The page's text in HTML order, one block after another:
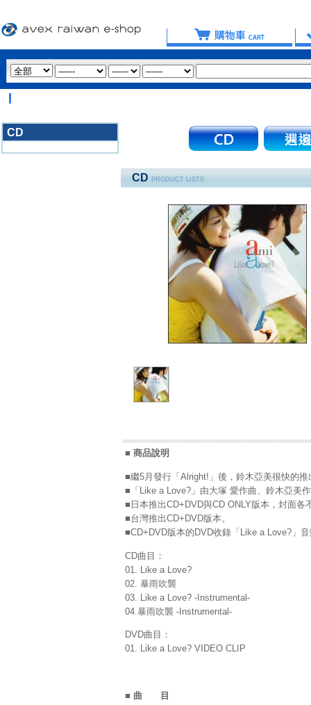
CD
CD PRODUCT LISTS
■ 商品說明
■繼5月發行「Alright!」後，鈴木亞美很快的
■「Like a Love?」由大塚 愛作曲、鈴木亞美
■日本推出CD+DVD與CD ONLY版本，封面各
■台灣推出CD+DVD版本。
■CD+DVD版本的DVD收錄「Like a Love?」
CD曲目：
01. Like a Love?
02. 暴雨吹襲
03. Like a Love? -Instrumental-
04.暴雨吹襲 -Instrumental-
DVD曲目：
01. Like a Love? VIDEO CLIP
■ 曲 目